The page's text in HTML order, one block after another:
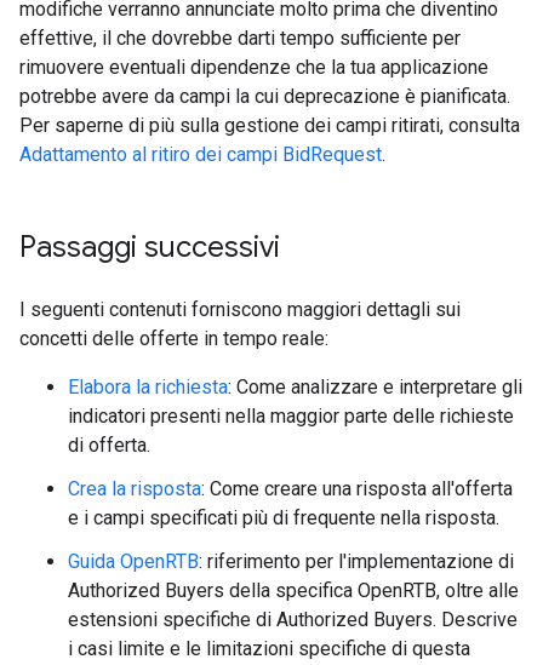
modifiche verranno annunciate molto prima che diventino
effettive, il che dovrebbe darti tempo sufficiente per
rimuovere eventuali dipendenze che la tua applicazione
potrebbe avere da campi la cui deprecazione è pianificata.
Per saperne di più sulla gestione dei campi ritirati, consulta
Adattamento al ritiro dei campi BidRequest.
Passaggi successivi
I seguenti contenuti forniscono maggiori dettagli sui
concetti delle offerte in tempo reale:
Elabora la richiesta: Come analizzare e interpretare gli
indicatori presenti nella maggior parte delle richieste
di offerta.
Crea la risposta: Come creare una risposta all'offerta
e i campi specificati più di frequente nella risposta.
Guida OpenRTB: riferimento per l'implementazione di
Authorized Buyers della specifica OpenRTB, oltre alle
estensioni specifiche di Authorized Buyers. Descrive
i casi limite e le limitazioni specifiche di questa